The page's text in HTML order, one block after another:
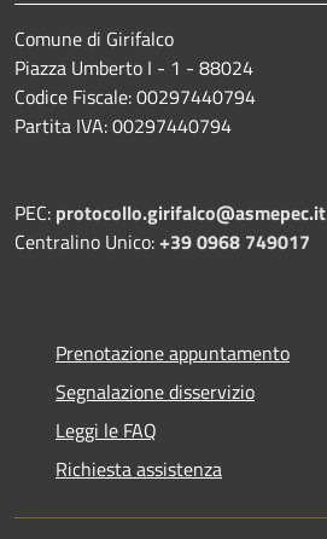
Comune di Girifalco
Piazza Umberto I - 1 - 88024
Codice Fiscale: 00297440794
Partita IVA: 00297440794
PEC: protocollo.girifalco@asmepec.it
Centralino Unico:+39 0968 749017
Prenotazione appuntamento
Segnalazione disservizio
Leggi le FAQ
Richiesta assistenza